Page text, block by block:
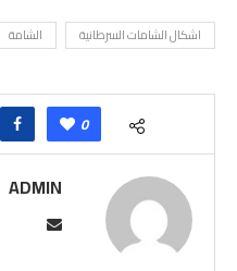
اشكال الشامات السرطانية الشامة
0
ADMIN